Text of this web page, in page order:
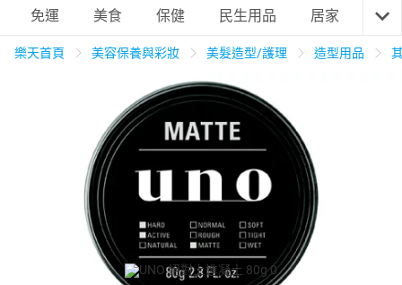
購物網分類
美食蛋糕 養生保健
運動休閒
男裝 化妝保養
免運 美食 保健 民生用品 居家 3C
樂天首頁 美容保養與彩妝 美髮造型/護理 造型用品